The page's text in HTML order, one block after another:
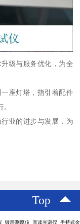
级与服务优化，为全
座灯塔，指引着配件
业的进步与发展，为
Top
镀层测厚仪 直读光谱仪 手持式金